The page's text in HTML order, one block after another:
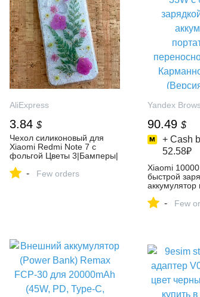
AliExpress
3.84 $
Чехол силиконовый для
Xiaomi Redmi Note 7 с
фольгой Цветы 3|Бамперы|
- Few orders
Yandex
90.49 $
+ Cash
52.58₽
Xiaomi
быстрой
аккумулятор
Карманное
- Few